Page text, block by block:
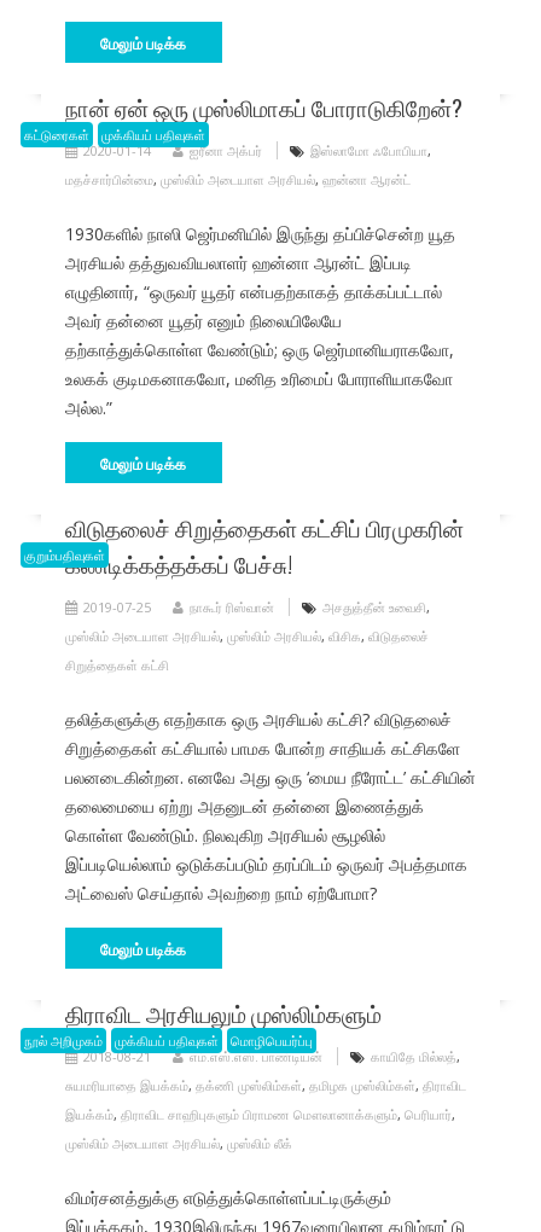
மேலும் படிக்க
கட்டுரைகள் முக்கியப் பதிவுகள்
நான் ஏன் ஒரு முஸ்லிமாகப் போராடுகிறேன்?
2020-01-14 ஐரீனா அக்பர் இஸ்லாமோ ஃபோபியா,
மதச்சார்பின்மை, முஸ்லிம் அடையாள அரசியல், ஹன்னா ஆரன்ட்
1930களில் நாஸி ஜெர்மனியில் இருந்து தப்பிச்சென்ற யூத
அரசியல் தத்துவவியலாளர் ஹன்னா ஆரன்ட் இப்படி
எழுதினார், “ஒருவர் யூதர் என்பதற்காகத் தாக்கப்பட்டால்
அவர் தன்னை யூதர் எனும் நிலையிலேயே
தற்காத்துக்கொள்ள வேண்டும்; ஒரு ஜெர்மானியராகவோ,
உலகக் குடிமகனாகவோ, மனித உரிமைப் போராளியாகவோ
அல்ல.”
மேலும் படிக்க
குறும்பதிவுகள்
விடுதலைச் சிறுத்தைகள் கட்சிப் பிரமுகரின்
கண்டிக்கத்தக்கப் பேச்சு!
2019-07-25 நாகூர் ரிஸ்வான் அசதுத்தீன் உவைசி,
முஸ்லிம் அடையாள அரசியல், முஸ்லிம் அரசியல், விசிக, விடுதலைச்
சிறுத்தைகள் கட்சி
தலித்களுக்கு எதற்காக ஒரு அரசியல் கட்சி? விடுதலைச்
சிறுத்தைகள் கட்சியால் பாமக போன்ற சாதியக் கட்சிகளே
பலனடைகின்றன. எனவே அது ஒரு ‘மைய நீரோட்ட’ கட்சியின்
தலைமையை ஏற்று அதனுடன் தன்னை இணைத்துக்
கொள்ள வேண்டும். நிலவுகிற அரசியல் சூழலில்
இப்படியெல்லாம் ஒடுக்கப்படும் தரப்பிடம் ஒருவர் அபத்தமாக
அட்வைஸ் செய்தால் அவற்றை நாம் ஏற்போமா?
மேலும் படிக்க
நூல் அறிமுகம் முக்கியப் பதிவுகள் மொழிபெயர்ப்பு
திராவிட அரசியலும் முஸ்லிம்களும்
2018-08-21 எம்.எஸ்.எஸ். பாண்டியன் காயிதே மில்லத்,
சுயமரியாதை இயக்கம், தக்ணி முஸ்லிம்கள், தமிழக முஸ்லிம்கள், திராவிட
இயக்கம், திராவிட சாஹிபுகளும் பிராமண மௌலானாக்களும், பெரியார்,
முஸ்லிம் அடையாள அரசியல், முஸ்லிம் லீக்
விமர்சனத்துக்கு எடுத்துக்கொள்ளப்பட்டிருக்கும்
இப்புத்தகம், 1930இலிருந்து 1967வரையிலான தமிழ்நாட்டு